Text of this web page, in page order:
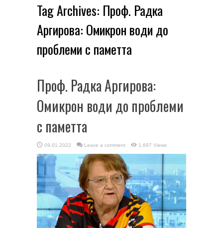
Tag Archives: Проф. Радка
Аргирова: Омикрон води до
проблеми с паметта
Проф. Радка Аргирова:
Омикрон води до проблеми
с паметта
09.01.2022 Leave a comment 1,697 Views